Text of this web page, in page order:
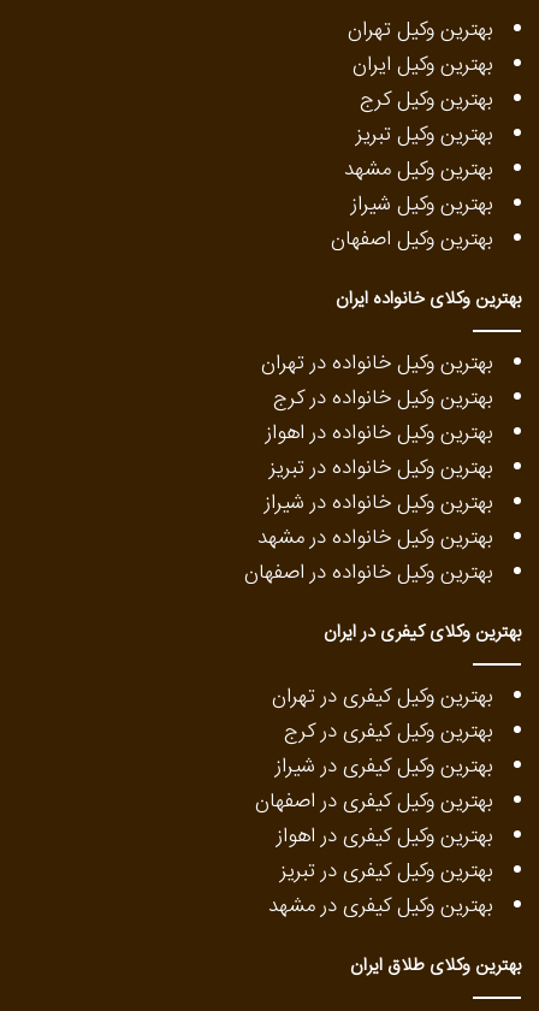
بهترین وکیل تهران
بهترین وکیل ایران
بهترین وکیل کرج
بهترین وکیل تبریز
بهترین وکیل مشهد
بهترین وکیل شیراز
بهترین وکیل اصفهان
بهترین وکلای خانواده ایران
بهترین وکیل خانواده در تهران
بهترین وکیل خانواده در کرج
بهترین وکیل خانواده در اهواز
بهترین وکیل خانواده در تبریز
بهترین وکیل خانواده در شیراز
بهترین وکیل خانواده در مشهد
بهترین وکیل خانواده در اصفهان
بهترین وکلای کیفری در ایران
بهترین وکیل کیفری در تهران
بهترین وکیل کیفری در کرج
بهترین وکیل کیفری در شیراز
بهترین وکیل کیفری در اصفهان
بهترین وکیل کیفری در اهواز
بهترین وکیل کیفری در تبریز
بهترین وکیل کیفری در مشهد
بهترین وکلای طلاق ایران